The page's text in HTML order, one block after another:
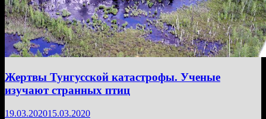
Жертвы Тунгусской катастрофы. Ученые
изучают странных птиц
19.03.202015.03.2020